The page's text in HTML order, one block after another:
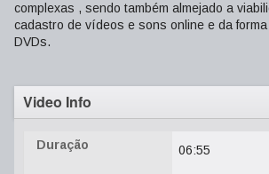
complexas , sendo também almejado a
cadastro de vídeos e sons online e da
DVDs.
Video Info
Duração 06:55